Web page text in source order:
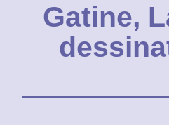
Gatine,